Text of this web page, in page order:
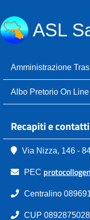
ASL
Amministrazione
Albo Pretorio On Line
Recapiti e contatti
Via Nizza, 146 -
PEC
Centralino
CUP 0892875028